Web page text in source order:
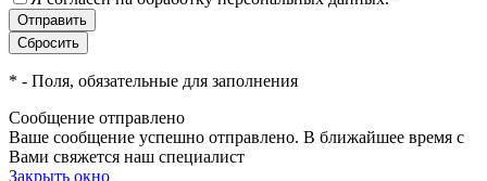
* - Поля, обязательные для заполнения
Сообщение отправлено
Ваше сообщение успешно отправлено. В ближайшее время с
Вами свяжется наш специалист
Закрыть окно